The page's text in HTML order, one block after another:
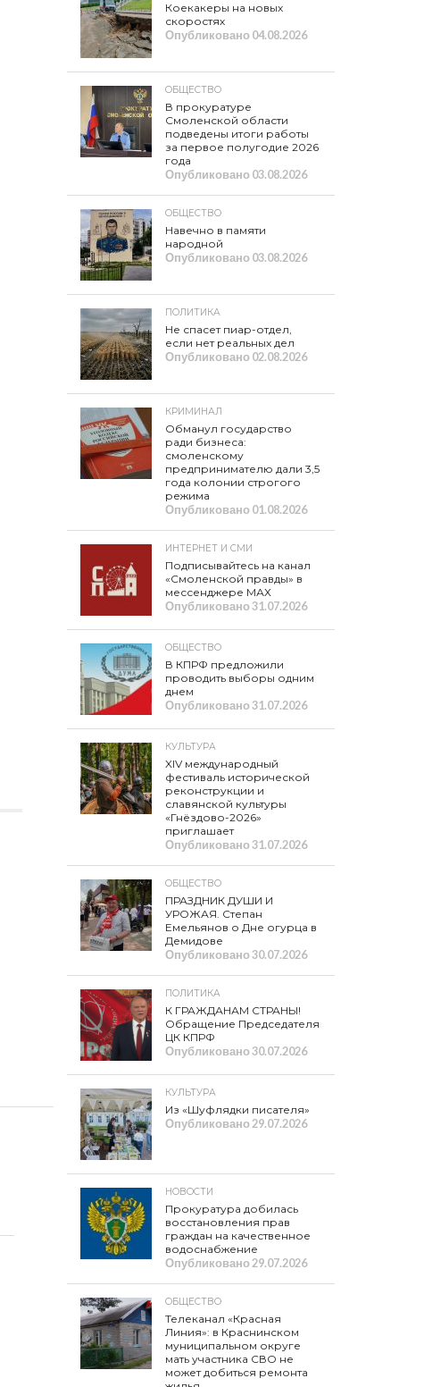
Коекакеры на новых
скоростях
Опубликовано04.08.2026
ОБЩЕСТВО
В прокуратуре
Смоленской области
подведены итоги работы
за первое полугодие 2026
года
Опубликовано03.08.2026
ОБЩЕСТВО
Навечно в памяти
народной
Опубликовано03.08.2026
ПОЛИТИКА
Не спасет пиар-отдел,
если нет реальных дел
Опубликовано02.08.2026
КРИМИНАЛ
Обманул государство
ради бизнеса:
смоленскому
предпринимателю дали 3,5
года колонии строгого
режима
Опубликовано01.08.2026
ИНТЕРНЕТ И СМИ
Подписывайтесь на канал
«Смоленской правды» в
мессенджере МАХ
Опубликовано31.07.2026
ОБЩЕСТВО
В КПРФ предложили
проводить выборы одним
днем
Опубликовано31.07.2026
КУЛЬТУРА
XIV международный
фестиваль исторической
реконструкции и
славянской культуры
«Гнёздово-2026»
приглашает
Опубликовано31.07.2026
ОБЩЕСТВО
ПРАЗДНИК ДУШИ И
УРОЖАЯ. Степан
Емельянов о Дне огурца в
Демидове
Опубликовано30.07.2026
ПОЛИТИКА
К ГРАЖДАНАМ СТРАНЫ!
Обращение Председателя
ЦК КПРФ
Опубликовано30.07.2026
КУЛЬТУРА
Из «Шуфлядки писателя»
Опубликовано29.07.2026
НОВОСТИ
Прокуратура добилась
восстановления прав
граждан на качественное
водоснабжение
Опубликовано29.07.2026
ОБЩЕСТВО
Телеканал «Красная
Линия»: в Краснинском
муниципальном округе
мать участника СВО не
может добиться ремонта